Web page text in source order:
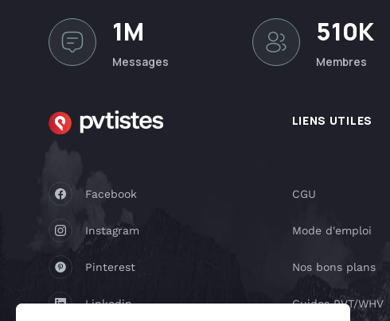
1M
Messages
510K
Membres
LIENS UTILES
Facebook
Instagram
Pinterest
Linkedin
CGU
Mode d'emploi
Nos bons plans
Guides PVT/WHV